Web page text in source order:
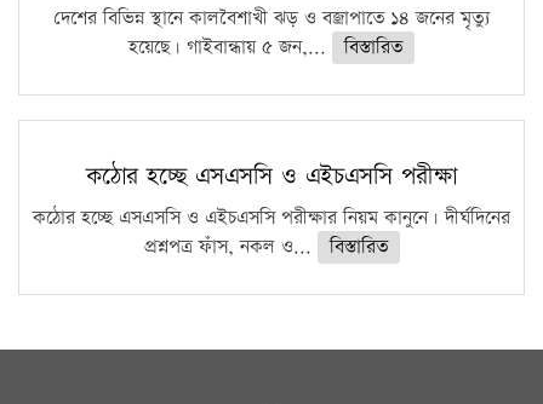
দেশের বিভিন্ন স্থানে কালবৈশাখী ঝড় ও বজ্রাপাতে ১৪ জনের মৃত্যু
হয়েছে। গাইবান্ধায় ৫ জন,...
বিস্তারিত
কঠোর হচ্ছে এসএসসি ও এইচএসসি পরীক্ষা
কঠোর হচ্ছে এসএসসি ও এইচএসসি পরীক্ষার নিয়ম কানুনে। দীর্ঘদিনের
প্রশ্নপত্র ফাঁস, নকল ও...
বিস্তারিত